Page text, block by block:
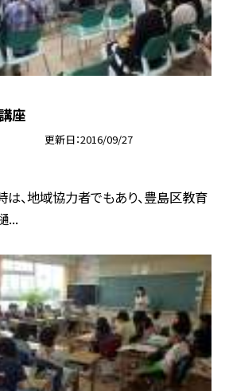
座
更新日 2016/09/27
時は、地域協力者でもあり、豊島区教育
...